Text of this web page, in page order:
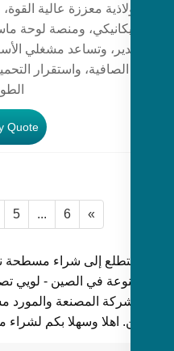
ومنصة لوحة ماسية،
وتساعد مشغلي الأساطيل
الصافية، واستقرار التحميل،
الطويل في
Factory Quote
3 4 ...
إلى شراء مسطحة نصف
في الصين - لويي تصنيع
المصنعة والمورد
اهلا وسهلا بكم لشراء منتجاتنا